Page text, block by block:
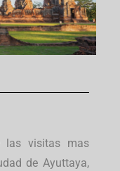
las visitas mas
de Ayuttaya,